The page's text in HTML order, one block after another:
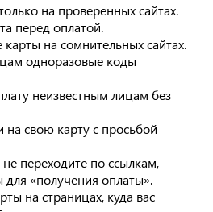
на проверенных сайтах.
перед оплатой.
на сомнительных сайтах.
одноразовые коды
неизвестным лицам без
на свою карту с просьбой
переходите по ссылкам,
«получения оплаты».
на страницах, куда вас